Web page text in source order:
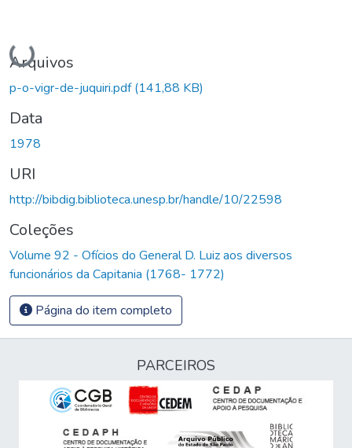
Carregando...
Arquivos
p-o-vigr-de-juquiri.pdf(141,88 KB)
Data
1978
URI
http://bibdig.biblioteca.unesp.br/handle/10/22598
Coleções
Volume 92 - Ofícios do General D. Luiz aos diversos
funcionários da Capitania (1768- 1772)
Página do item completo
PARCEIROS